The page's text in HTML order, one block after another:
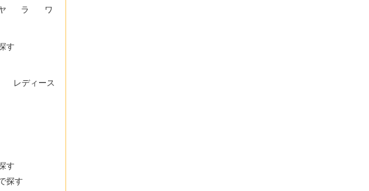
ラ
ワ
す
レディース
す
探す